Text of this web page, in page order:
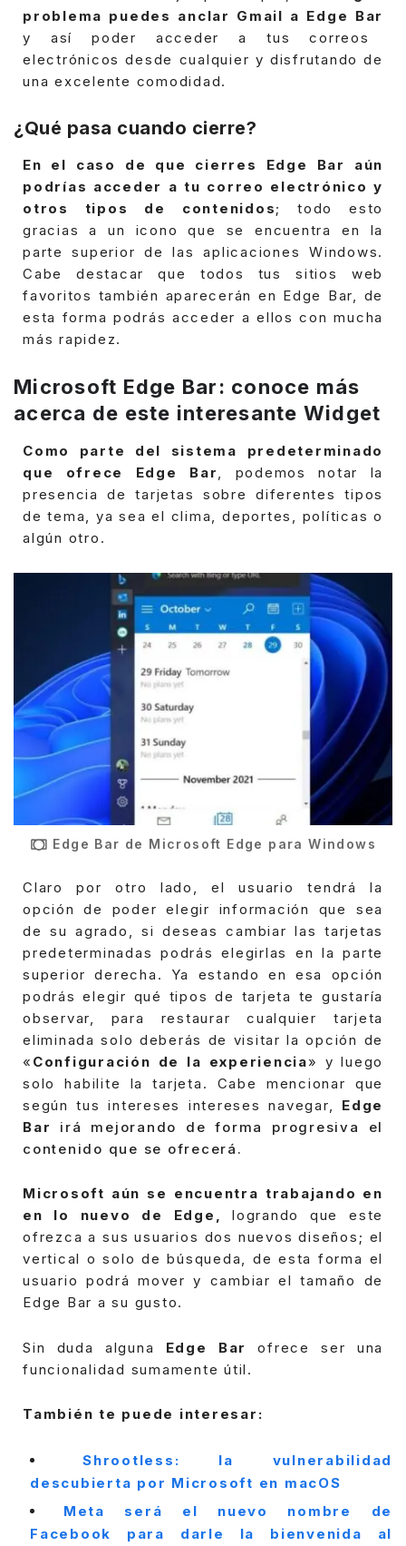
problema puedes anclar Gmail a Edge Bar
y así poder acceder a tus correos
electrónicos desde cualquier y disfrutando de
una excelente comodidad.
¿Qué pasa cuando cierre?
En el caso de que cierres Edge Bar aún
podrías acceder a tu correo electrónico y
otros tipos de contenidos; todo esto
gracias a un icono que se encuentra en la
parte superior de las aplicaciones Windows.
Cabe destacar que todos tus sitios web
favoritos también aparecerán en Edge Bar, de
esta forma podrás acceder a ellos con mucha
más rapidez.
Microsoft Edge Bar: conoce más
acerca de este interesante Widget
Como parte del sistema predeterminado
que ofrece Edge Bar, podemos notar la
presencia de tarjetas sobre diferentes tipos
de tema, ya sea el clima, deportes, políticas o
algún otro.
Edge Bar de Microsoft Edge para Windows
Claro por otro lado, el usuario tendrá la
opción de poder elegir información que sea
de su agrado, si deseas cambiar las tarjetas
predeterminadas podrás elegirlas en la parte
superior derecha. Ya estando en esa opción
podrás elegir qué tipos de tarjeta te gustaría
observar, para restaurar cualquier tarjeta
eliminada solo deberás de visitar la opción de
« Configuración de la experiencia» y luego
solo habilite la tarjeta. Cabe mencionar que
según tus intereses intereses navegar, Edge
Bar
irá mejorando de forma progresiva el
contenido que se ofrecerá.
Microsoft aún se encuentra trabajando en
en lo nuevo de Edge,
logrando que este
ofrezca a sus usuarios dos nuevos diseños; el
vertical o solo de búsqueda, de esta forma el
usuario podrá mover y cambiar el tamaño de
Edge Bar a su gusto.
Sin duda alguna Edge Bar
ofrece ser una
funcionalidad sumamente útil.
También te puede interesar:
Shrootless: la vulnerabilidad
descubierta por Microsoft en macOS
Meta será el nuevo nombre de
Facebook para darle la bienvenida al